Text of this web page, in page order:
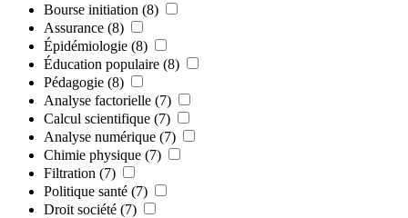
Bourse initiation (8)
Assurance (8)
Épidémiologie (8)
Éducation populaire (8)
Pédagogie (8)
Analyse factorielle (7)
Calcul scientifique (7)
Analyse numérique (7)
Chimie physique (7)
Filtration (7)
Politique santé (7)
Droit société (7)